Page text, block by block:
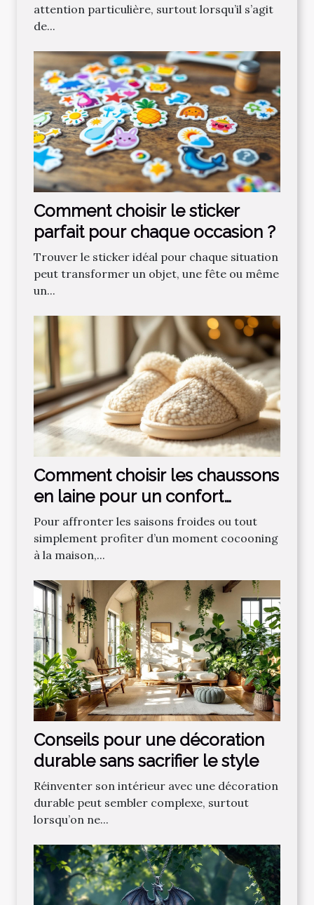
attention particulière, surtout lorsqu’il s’agit
de...
Comment choisir le sticker
parfait pour chaque occasion ?
Trouver le sticker idéal pour chaque situation
peut transformer un objet, une fête ou même
un...
Comment choisir les chaussons
en laine pour un confort
optimal ?
Pour affronter les saisons froides ou tout
simplement profiter d’un moment cocooning
à la maison,...
Conseils pour une décoration
durable sans sacrifier le style
Réinventer son intérieur avec une décoration
durable peut sembler complexe, surtout
lorsqu’on ne...